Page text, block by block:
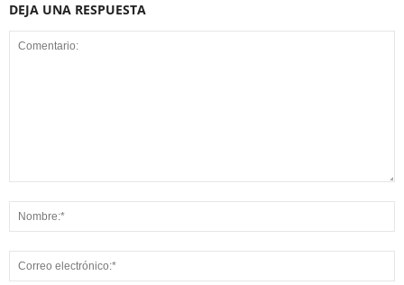
DEJA UNA RESPUESTA